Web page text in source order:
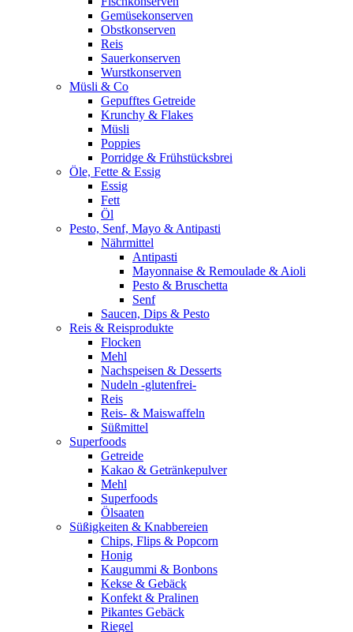
Gemüsekonserven
Obstkonserven
Reis
Sauerkonserven
Wurstkonserven
Müsli & Co
Gepufftes Getreide
Krunchy & Flakes
Müsli
Poppies
Porridge & Frühstücksbrei
Öle, Fette & Essig
Essig
Fett
Öl
Pesto, Senf, Mayo & Antipasti
Nährmittel
Antipasti
Mayonnaise & Remoulade & Aioli
Pesto & Bruschetta
Senf
Saucen, Dips & Pesto
Reis & Reisprodukte
Flocken
Mehl
Nachspeisen & Desserts
Nudeln -glutenfrei-
Reis
Reis- & Maiswaffeln
Süßmittel
Superfoods
Getreide
Kakao & Getränkepulver
Mehl
Superfoods
Ölsaaten
Süßigkeiten & Knabbereien
Chips, Flips & Popcorn
Honig
Kaugummi & Bonbons
Kekse & Gebäck
Konfekt & Pralinen
Pikantes Gebäck
Riegel